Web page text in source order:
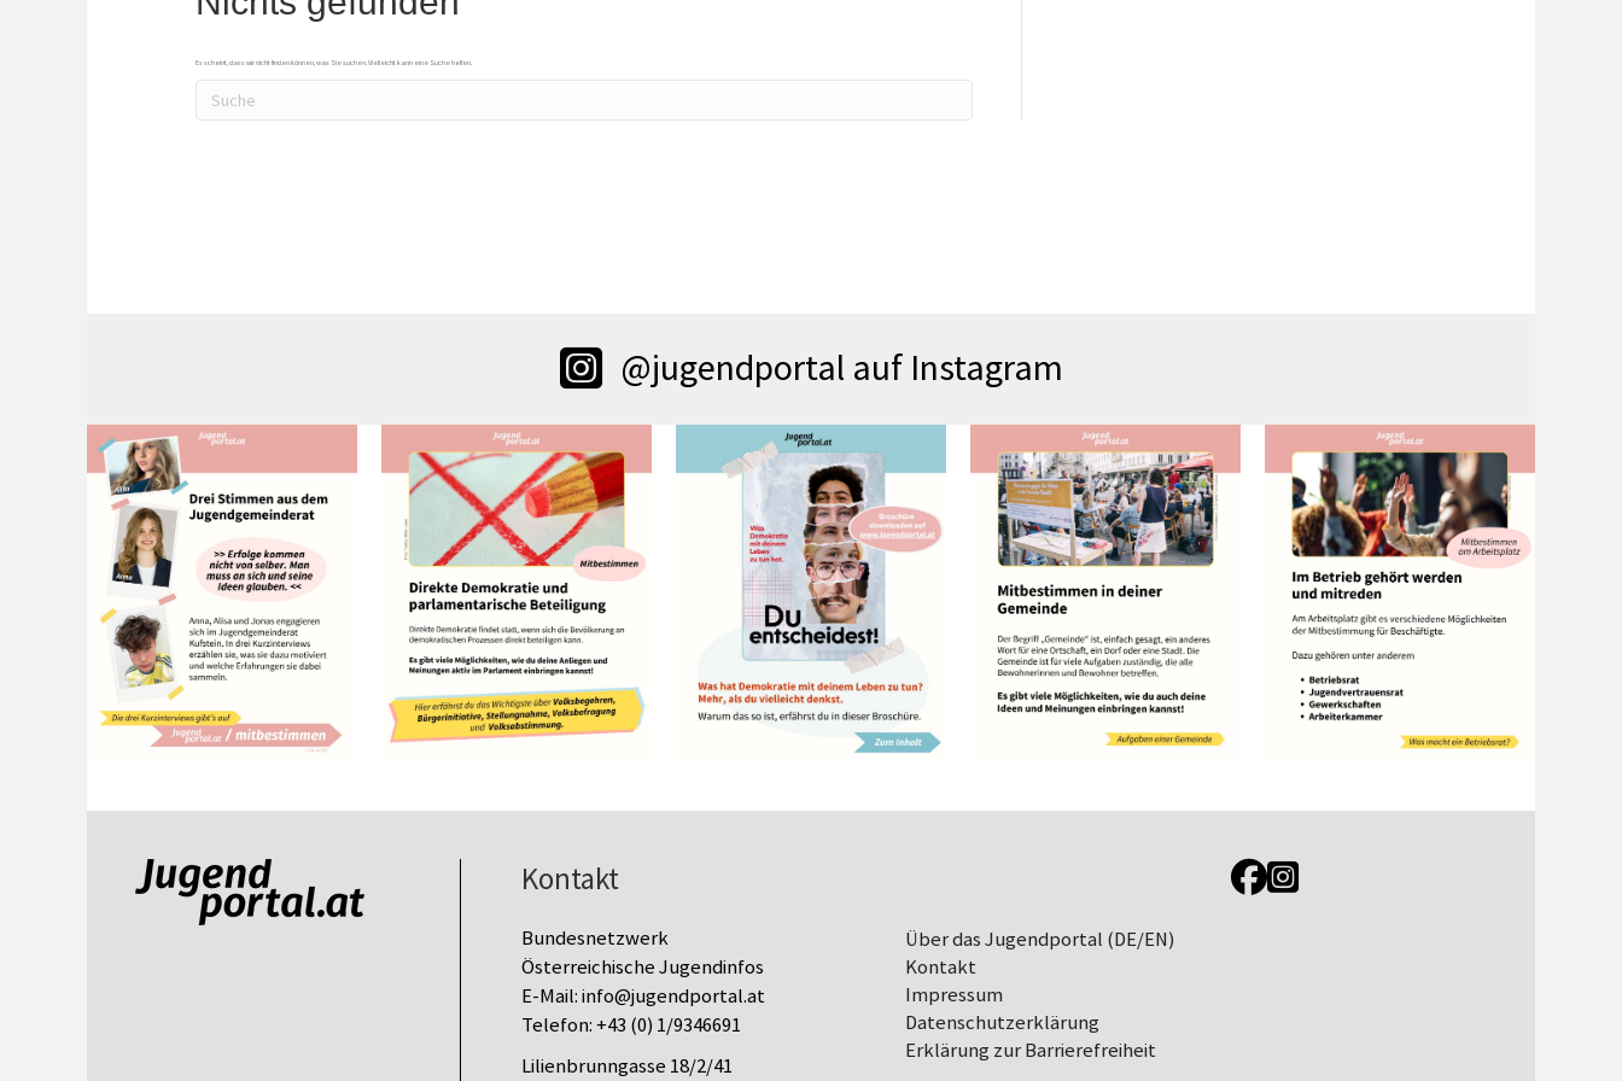
Es scheint, dass wir nicht finden können, was Sie suchen. Vielleicht kann eine Suche helfen.
@jugendportal auf Instagram
Kontakt
Bundesnetzwerk
Österreichische Jugendinfos
E-Mail:info@jugendportal.at
Telefon:+43 (0) 1/9346691
Lilienbrunngasse 18/2/41
Über das Jugendportal (DE/EN)
Kontakt
Impressum
Datenschutz­erklärung
Erklärung zur Barrierefreiheit
Link zur Jugendportal Facebookseite
Link zur Jugendportal Instagramseite